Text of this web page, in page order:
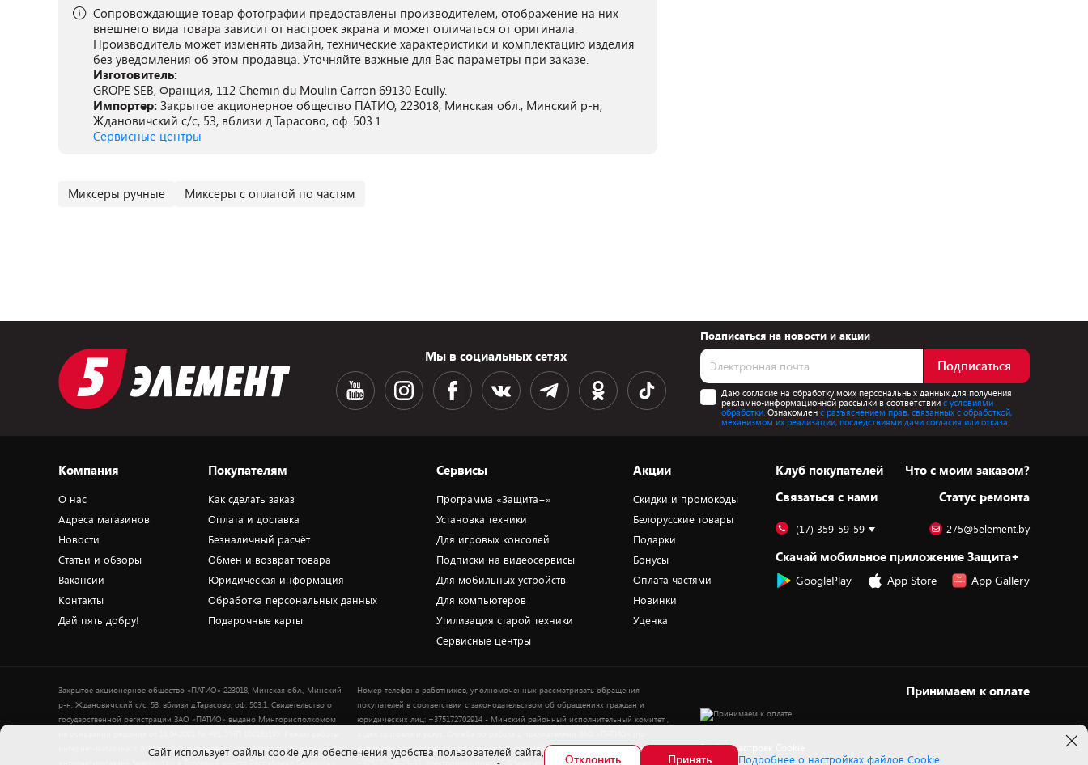
Сопровождающие товар фотографии предоставлены производителем, отображение на них
внешнего вида товара зависит от настроек экрана и может отличаться от оригинала.
Производитель может изменять дизайн, технические характеристики и комплектацию изделия
без уведомления об этом продавца. Уточняйте важные для Вас параметры при заказе.
Изготовитель:
GROPE SEB, Франция, 112 Chemin du Moulin Carron 69130 Ecully.
Импортер: Закрытое акционерное общество ПАТИО, 223018, Минская обл., Минский р-н,
Ждановичский с/с, 53, вблизи д.Тарасово, оф. 503.1
Сервисные центры
Миксеры ручные Миксеры с оплатой по частям
Мы в социальных сетях
Подписаться на новости и акции
Подписаться
Даю согласие на обработку моих персональных данных для получения
рекламно-информационной рассылки в соответствиис условиями
обработки. Ознакомлен с разъяснением прав, связанных с обработкой,
механизмом их реализации, последствиями дачи согласия или отказа.
Компания
О нас
Адреса магазинов
Новости
Статьи и обзоры
Вакансии
Контакты
Дай пять добру!
Покупателям
Как сделать заказ
Оплата и доставка
Безналичный расчёт
Обмен и возврат товара
Юридическая информация
Обработка персональных данных
Подарочные карты
Сервисы
Программа «Защита+»
Установка техники
Для игровых консолей
Подписки на видеосервисы
Для мобильных устройств
Для компьютеров
Утилизация старой техники
Сервисные центры
Акции
Скидки и промокоды
Белорусские товары
Подарки
Бонусы
Оплата частями
Новинки
Уценка
Клуб покупателей
Cвязаться с нами
Что с моим заказом?
Статус ремонта
(17) 359-59-59 275@5element.by
Скачай мобильное приложение Защита+
GooglePlay App Store App Gallery
Закрытое акционерное общество «ПАТИО» 223018, Минская обл., Минский
р-н, Ждановичский с/с, 53, вблизи д.Тарасово, оф. 503.1. Свидетельство о
государственной регистрации ЗАО «ПАТИО» выдано Мингорисполкомом
интернет-магазина: с 9.00 до 21.00 ежедневно. Дата включения сведений об
Номер телефона работников, уполномоченных рассматривать обращения
покупателей в соответствии с законодательством об обращениях граждан и
юридических лиц: +375172702914 - Минский районный исполнительный комитет ,
вопросам рассмотрения обращения покупателей о нарушении их прав): Тел.:
Принимаем к оплате
Выбор настроек Cookie
Cайт использует файлы cookie для обеспечения удобства пользователей сайта,
Отклонить Принять Подробнее о настройках файлов Cookie